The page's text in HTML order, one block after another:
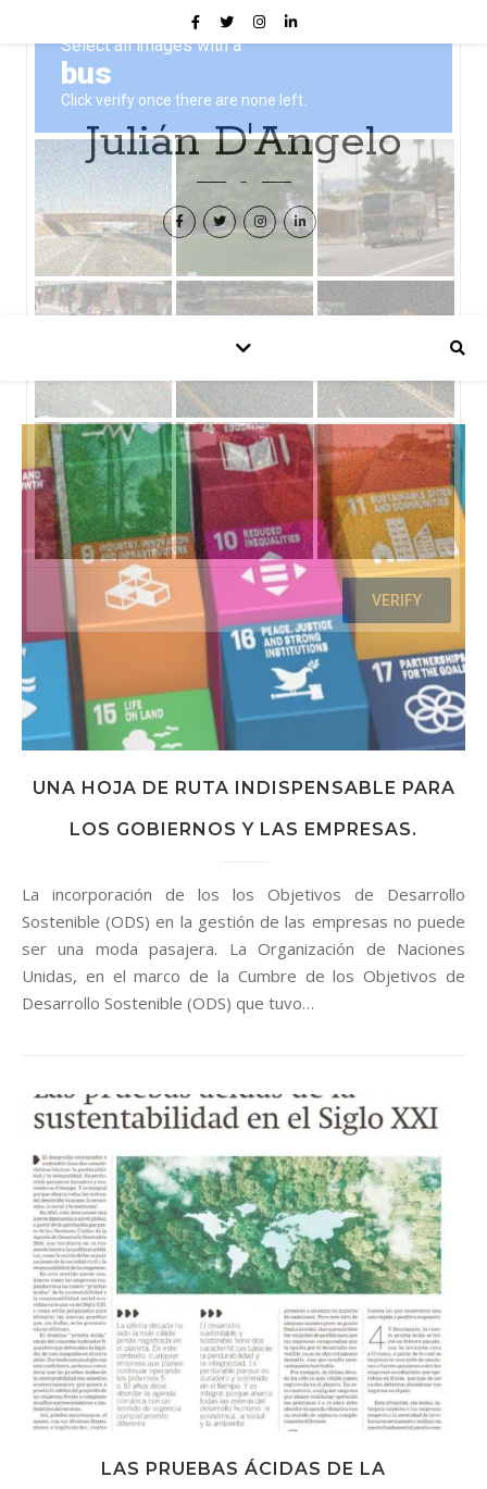
Julián D'Angelo
–
UNA HOJA DE RUTA INDISPENSABLE PARA
LOS GOBIERNOS Y LAS EMPRESAS.
La incorporación de los los Objetivos de Desarrollo
Sostenible (ODS) en la gestión de las empresas no puede
ser una moda pasajera. La Organización de Naciones
Unidas, en el marco de la Cumbre de los Objetivos de
Desarrollo Sostenible (ODS) que tuvo…
LAS PRUEBAS ÁCIDAS DE LA